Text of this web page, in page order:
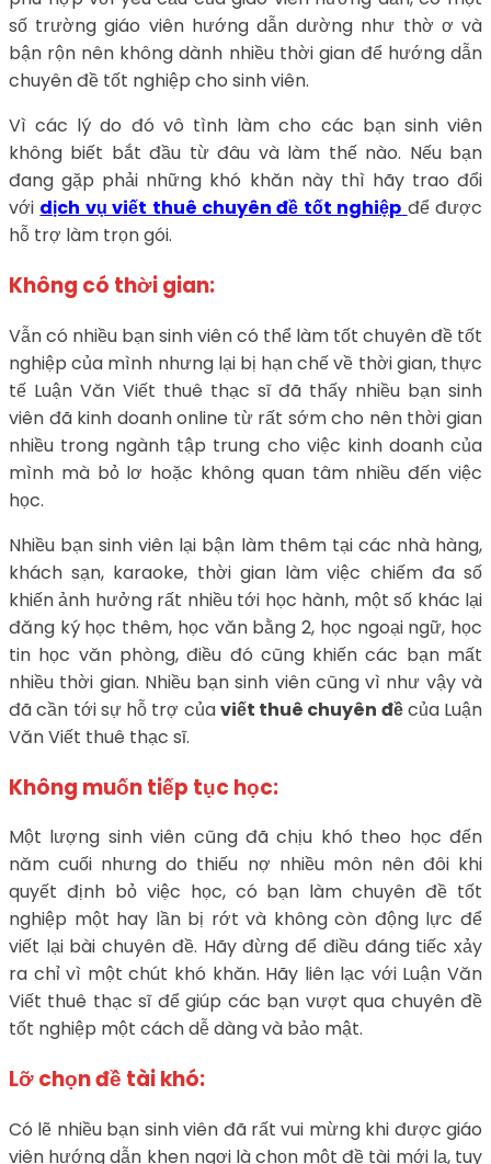
số trường giáo viên hướng dẫn dường như thờ ơ và
bận rộn nên không dành nhiều thời gian để hướng dẫn
chuyên đề tốt nghiệp cho sinh viên.
Vì các lý do đó vô tình làm cho các bạn sinh viên
không biết bắt đầu từ đâu và làm thế nào. Nếu bạn
đang gặp phải những khó khăn này thì hãy trao đổi
với dịch vụ viết thuê chuyên đề tốt nghiệp để được
hỗ trợ làm trọn gói.
Không có thời gian:
Vẫn có nhiều bạn sinh viên có thể làm tốt chuyên đề tốt
nghiệp của mình nhưng lại bị hạn chế về thời gian, thực
tế Luận Văn Viết thuê thạc sĩ đã thấy nhiều bạn sinh
viên đã kinh doanh online từ rất sớm cho nên thời gian
nhiều trong ngành tập trung cho việc kinh doanh của
mình mà bỏ lơ hoặc không quan tâm nhiều đến việc
học.
Nhiều bạn sinh viên lại bận làm thêm tại các nhà hàng,
khách sạn, karaoke, thời gian làm việc chiếm đa số
khiến ảnh hưởng rất nhiều tới học hành, một số khác lại
đăng ký học thêm, học văn bằng 2, học ngoại ngữ, học
tin học văn phòng, điều đó cũng khiến các bạn mất
nhiều thời gian. Nhiều bạn sinh viên cũng vì như vậy và
đã cần tới sự hỗ trợ củaviết thuê chuyên đềcủa Luận
Văn Viết thuê thạc sĩ.
Không muốn tiếp tục học:
Một lượng sinh viên cũng đã chịu khó theo học đến
năm cuối nhưng do thiếu nợ nhiều môn nên đôi khi
quyết định bỏ việc học, có bạn làm chuyên đề tốt
nghiệp một hay lần bị rớt và không còn động lực để
viết lại bài chuyên đề. Hãy đừng để điều đáng tiếc xảy
ra chỉ vì một chút khó khăn. Hãy liên lạc với Luận Văn
Viết thuê thạc sĩ để giúp các bạn vượt qua chuyên đề
tốt nghiệp một cách dễ dàng và bảo mật.
Lỡ chọn đề tài khó:
Có lẽ nhiều bạn sinh viên đã rất vui mừng khi được giáo
viên hướng dẫn khen ngợi là chọn một đề tài mới lạ, tuy